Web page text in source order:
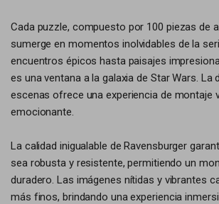
Cada puzzle, compuesto por 100 piezas de
sumerge en momentos inolvidables de la
encuentros épicos hasta paisajes
es una ventana a la galaxia de Star Wars. La
escenas ofrece una experiencia de montaje
emocionante.
La calidad inigualable de Ravensburger
sea robusta y resistente, permitiendo un
duradero. Las imágenes nítidas y vibrantes
más finos, brindando una experiencia